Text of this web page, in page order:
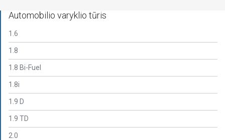
Automobilio varyklio tūris
1.6
1.8
1.8 Bi-Fuel
1.8i
1.9 D
1.9 TD
2.0